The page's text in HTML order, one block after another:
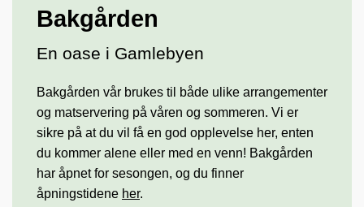
Bakgården
En oase i Gamlebyen
Bakgården vår brukes til både ulike arrangementer
og matservering på våren og sommeren. Vi er
sikre på at du vil få en god opplevelse her, enten
du kommer alene eller med en venn! Bakgården
har åpnet for sesongen, og du finner
åpningstidene her.